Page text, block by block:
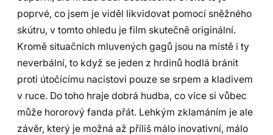
poprvé, co jsem je viděl likvidovat pomocí sněžného
skútru, v tomto ohledu je film skutečně originální.
Kromě situačních mluvených gagů jsou na místě i ty
neverbální, to když se jeden z hrdinů hodlá bránit
proti útočícímu nacistovi pouze se srpem a kladivem
v ruce. Do toho hraje dobrá hudba, co více si vůbec
může hororový fanda přát. Lehkým zklamáním je ale
závěr, který je možná až příliš málo inovativní, málo